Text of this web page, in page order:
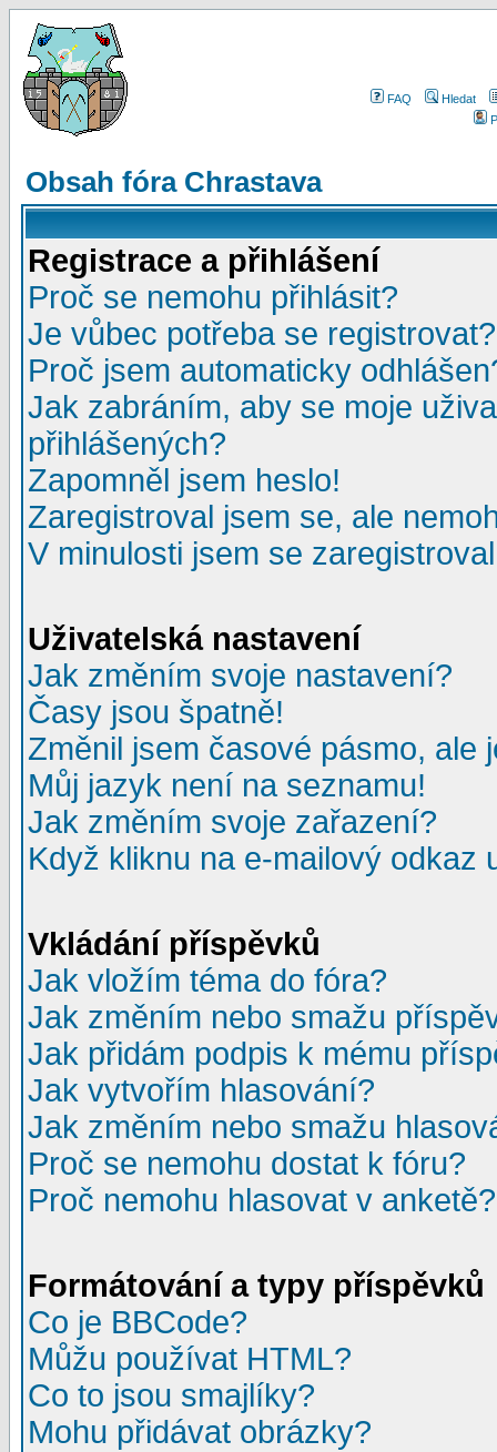
FAQ
Hledat
Obsah fóra Chrastava
Registrace a přihlášení
Proč se nemohu přihlásit?
Je vůbec potřeba se registrovat?
Proč jsem automaticky
Jak zabráním, aby se moje
přihlášených?
Zapomněl jsem heslo!
Zaregistroval jsem se, ale
V minulosti jsem se
Uživatelská nastavení
Jak změním svoje nastavení?
Časy jsou špatně!
Změnil jsem časové pásmo, ale
Můj jazyk není na seznamu!
Jak změním svoje zařazení?
Když kliknu na e-mailový odkaz
Vkládání příspěvků
Jak vložím téma do fóra?
Jak změním nebo smažu
Jak přidám podpis k mému
Jak vytvořím hlasování?
Jak změním nebo smažu
Proč se nemohu dostat k fóru?
Proč nemohu hlasovat v anketě?
Formátování a typy příspěvků
Co je BBCode?
Můžu používat HTML?
Co to jsou smajlíky?
Mohu přidávat obrázky?